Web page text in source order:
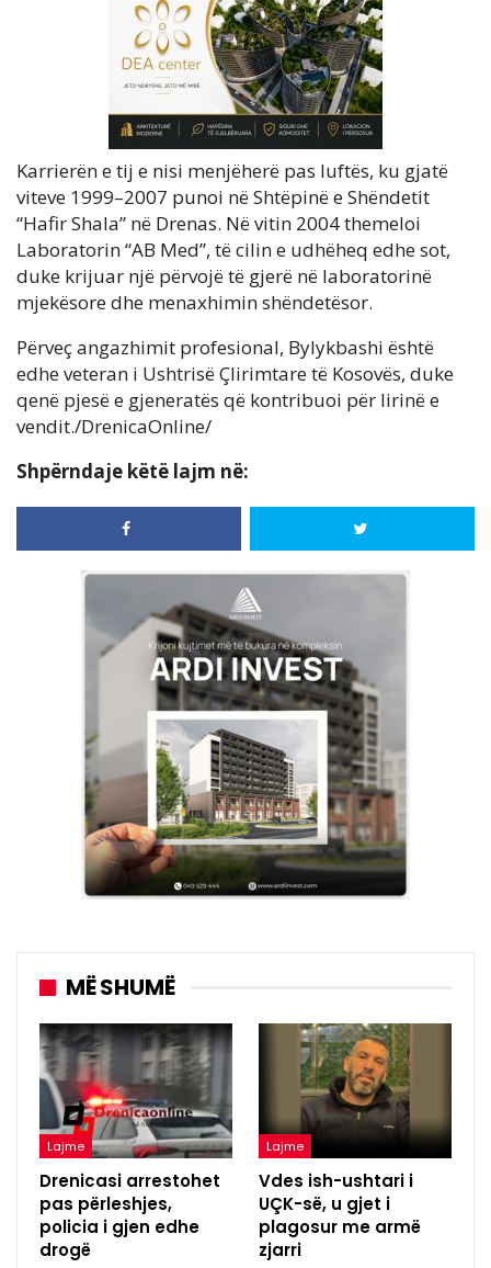
Karrierën e tij e nisi menjëherë pas luftës, ku gjatë
viteve 1999–2007 punoi në Shtëpinë e Shëndetit
“Hafir Shala” në Drenas. Në vitin 2004 themeloi
Laboratorin “AB Med”, të cilin e udhëheq edhe sot,
duke krijuar një përvojë të gjerë në laboratorinë
mjekësore dhe menaxhimin shëndetësor.
Përveç angazhimit profesional, Bylykbashi është
edhe veteran i Ushtrisë Çlirimtare të Kosovës, duke
qenë pjesë e gjeneratës që kontribuoi për lirinë e
vendit./DrenicaOnline/
Shpërndaje këtë lajm në:
MË SHUMË
Lajme
Drenicasi arrestohet
pas përleshjes,
policia i gjen edhe
drogë
Lajme
Vdes ish-ushtari i
UÇK-së, u gjet i
plagosur me armë
zjarri